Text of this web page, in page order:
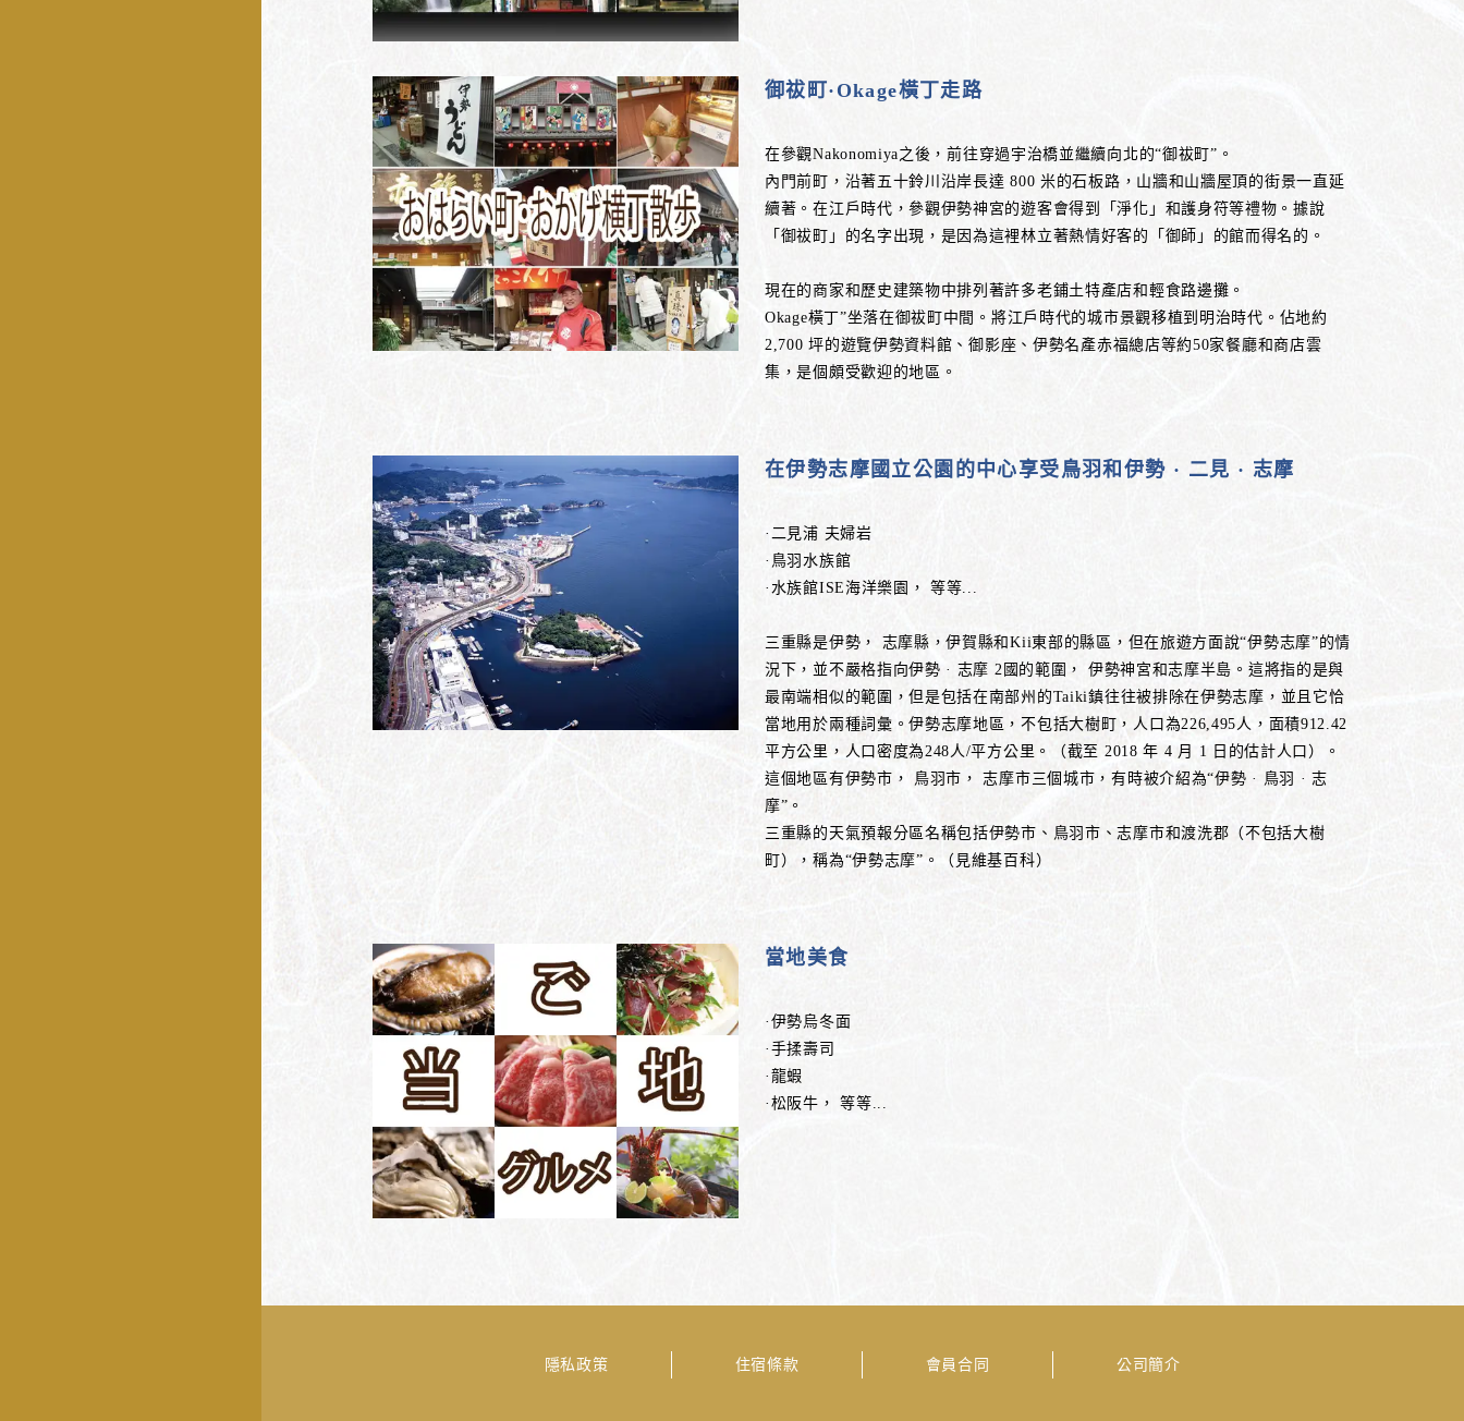
御祓町·Okage橫丁走路
在參觀Nakonomiya之後，前往穿過宇治橋並繼續向北的“御祓町”。
內門前町，沿著五十鈴川沿岸長達 800 米的石板路，山牆和山牆屋頂的街景一直延
續著。在江戶時代，參觀伊勢神宮的遊客會得到「淨化」和護身符等禮物。據說
「御祓町」的名字出現，是因為這裡林立著熱情好客的「御師」的館而得名的。
現在的商家和歷史建築物中排列著許多老鋪土特產店和輕食路邊攤。
Okage橫丁”坐落在御祓町中間。將江戶時代的城市景觀移植到明治時代。佔地約
2,700 坪的遊覽伊勢資料館、御影座、伊勢名產赤福總店等約50家餐廳和商店雲
集，是個頗受歡迎的地區。
在伊勢志摩國立公園的中心享受鳥羽和伊勢 · 二見 · 志摩
·二見浦 夫婦岩
·鳥羽水族館
·水族館ISE海洋樂園， 等等...
三重縣是伊勢， 志摩縣，伊賀縣和Kii東部的縣區，但在旅遊方面說“伊勢志摩”的情
況下，並不嚴格指向伊勢 · 志摩 2國的範圍， 伊勢神宮和志摩半島。這將指的是與
最南端相似的範圍，但是包括在南部州的Taiki鎮往往被排除在伊勢志摩，並且它恰
當地用於兩種詞彙。伊勢志摩地區，不包括大樹町，人口為226,495人，面積912.42
平方公里，人口密度為248人/平方公里。（截至 2018 年 4 月 1 日的估計人口）。
這個地區有伊勢市， 鳥羽市， 志摩市三個城市，有時被介紹為“伊勢 · 鳥羽 · 志
摩”。
三重縣的天氣預報分區名稱包括伊勢市、鳥羽市、志摩市和渡洗郡（不包括大樹
町），稱為“伊勢志摩”。（見維基百科）
當地美食
·伊勢烏冬面
·手揉壽司
·龍蝦
·松阪牛， 等等...
隱私政策 住宿條款 會員合同 公司簡介